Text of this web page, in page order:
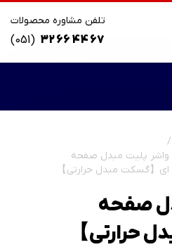
تلفن مشاوره محصولات
(051) 32 66 44 67
واشر پلیت مبدل صفحه
ای【گسکت مبدل حرارتی】
صفحه
حرارتی】